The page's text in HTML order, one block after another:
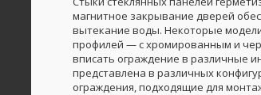
магнитное закрывание дверей
вытекание воды. Некоторые
профилей — с хромированным и
вписать ограждение в различные
представлена в различных
ограждения, подходящие для